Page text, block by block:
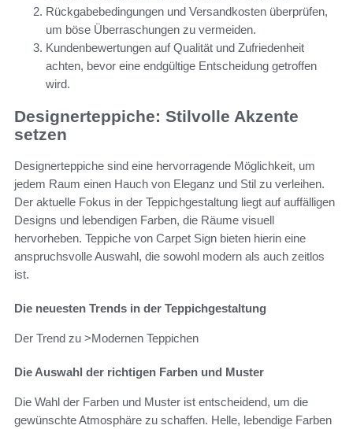
Rückgabebedingungen und Versandkosten überprüfen,
um böse Überraschungen zu vermeiden.
Kundenbewertungen auf Qualität und Zufriedenheit
achten, bevor eine endgültige Entscheidung getroffen
wird.
Designerteppiche: Stilvolle Akzente
setzen
Designerteppiche sind eine hervorragende Möglichkeit, um
jedem Raum einen Hauch von Eleganz und Stil zu verleihen.
Der aktuelle Fokus in der Teppichgestaltung liegt auf auffälligen
Designs und lebendigen Farben, die Räume visuell
hervorheben. Teppiche von Carpet Sign bieten hierin eine
anspruchsvolle Auswahl, die sowohl modern als auch zeitlos
ist.
Die neuesten Trends in der Teppichgestaltung
Der Trend zu >Modernen Teppichen
Die Auswahl der richtigen Farben und Muster
Die Wahl der Farben und Muster ist entscheidend, um die
gewünschte Atmosphäre zu schaffen. Helle, lebendige Farben